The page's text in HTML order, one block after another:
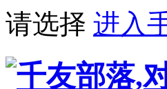
请选择 进入